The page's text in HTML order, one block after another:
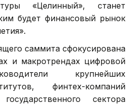
«Целинный», станет
будет финансовый рынок
саммита сфокусирована
и макротрендах цифровой
крупнейших
финтех-компаний
сектора